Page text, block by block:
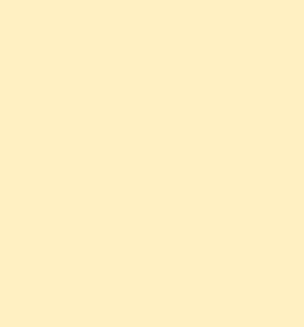
Cette mort
soupçonnée
Henri Ier de